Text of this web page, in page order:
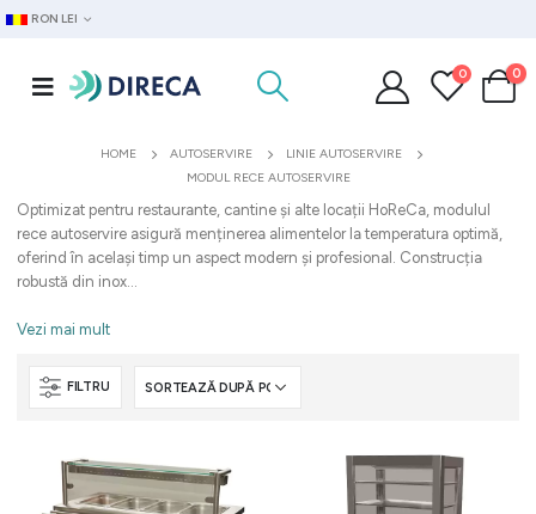
RON LEI
0 0
HOME AUTOSERVIRE
LINIE AUTOSERVIRE
MODUL RECE AUTOSERVIRE
Optimizat pentru restaurante, cantine și alte locații HoReCa, modulul
rece autoservire asigură menținerea alimentelor la temperatura optimă,
oferind în același timp un aspect modern și profesional. Construcția
robustă din inox...
Vezi mai mult
FILTRU